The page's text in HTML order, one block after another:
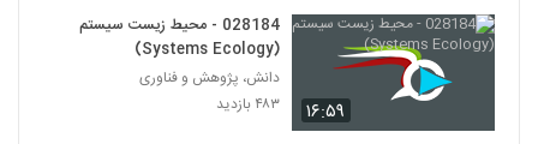
192
Economics)
۴۹۵ بازدید
028204 - اقتصاد پیچیده (Complexity
Economics)
۴۳۵ بازدید
۱۶:۵۹
028184 - محیط زیست سیستم
(Systems Ecology)
دانش، پژوهش و فناوری
۴۸۳ بازدید